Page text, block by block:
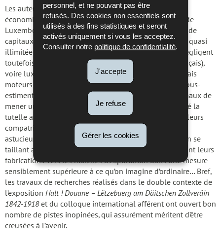
personnel, et ne pouvant pas être
refusés. Des cookies non essentiels sont
utilisés à des fins statistiques et seront
activés uniquement si vous les acceptez.
Consulter notre politique de confidentialité
J'accepte
Je refuse
Gérer les cookies
Les auteurs classiques attribuent volontiers l’essor
économique spectaculaire intervenu au Grand-duché de
Luxembourg vers la fin du XIXesiècle à l’afflux massif de
capitaux allemands ainsi qu’à la capacité d’absorption quasi
illimitée des débouchés du Zollverein. Ce faisant, ils négligent
toutefois l’ampleur des investissements belges (et français),
voire luxembourgeois, qui s’avèrent être au fond les vrais
moteurs de la révolution industrielle. Par ailleurs, ils sous-
estiment souvent la faculté des gouvernements nationaux de
mener une politique d’expansion autonome qui, malgré la
tutelle apparemment écrasante de la Prusse, permet à leurs
compatriotes d’y trouver leur compte, soit en écartant
astucieusement les concurrents d’outre-Moselle, soit en se
taillant adroitement des niches lucratives ou en drainant leurs
fabrications vers les marchés d’exportation dans une mesure
sensiblement supérieure à ce qu’on imagine d’ordinaire… Bref,
les travaux de recherches réalisés dans le double contexte de
l’exposition Halt ! Douane – Lëtzebuerg am Däitschen Zollveräin
1842-1918et du colloque international afférent ont ouvert bon
nombre de pistes inopinées, qui assurément méritent d’être
creusées à l’avenir.